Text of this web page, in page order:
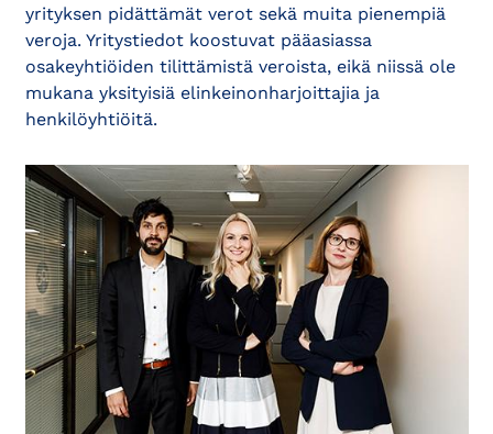
yrityksen pidättämät verot sekä muita pienempiä
veroja. Yritystiedot koostuvat pääasiassa
osakeyhtiöiden tilittämistä veroista, eikä niissä ole
mukana yksityisiä elinkeinonharjoittajia ja
henkilöyhtiöitä.